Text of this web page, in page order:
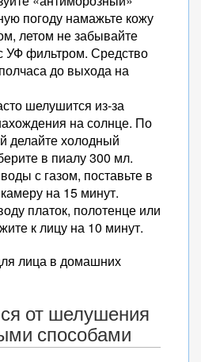
погоду намажьте кожу
летом не забывайте
УФ фильтром. Средство
до выхода на
шелушится из-за
на солнце. По
делайте холодный
в пиалу 300 мл.
с газом, поставьте в
на 15 минут.
платок, полотенце или
к лицу на 10 минут.
лица в домашних
от шелушения
способами